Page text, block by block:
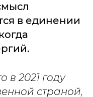
в единении
в 2021 году
страной,